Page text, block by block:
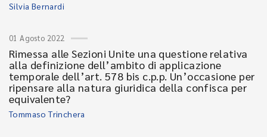
Silvia Bernardi
01 Agosto 2022
Rimessa alle Sezioni Unite una questione relativa
alla definizione dell’ambito di applicazione
temporale dell’art. 578 bis c.p.p. Un’occasione per
ripensare alla natura giuridica della confisca per
equivalente?
Tommaso Trinchera